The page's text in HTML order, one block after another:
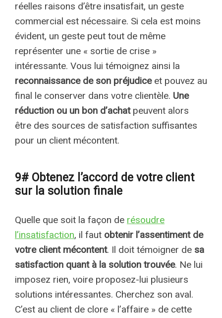
réelles raisons d’être insatisfait, un geste
commercial est nécessaire. Si cela est moins
évident, un geste peut tout de même
représenter une « sortie de crise »
intéressante. Vous lui témoignez ainsi la
reconnaissance de son préjudiceet pouvez au
final le conserver dans votre clientèle. Une
réduction ou un bon d’achatpeuvent alors
être des sources de satisfaction suffisantes
pour un client mécontent.
9# Obtenez l’accord de votre client
sur la solution finale
Quelle que soit la façon de résoudre
l’insatisfaction, il faut obtenir l’assentiment de
votre client mécontent. Il doit témoigner de sa
satisfaction quant à la solution trouvée. Ne lui
imposez rien, voire proposez-lui plusieurs
solutions intéressantes. Cherchez son aval.
C’est au client de clore « l’affaire » de cette